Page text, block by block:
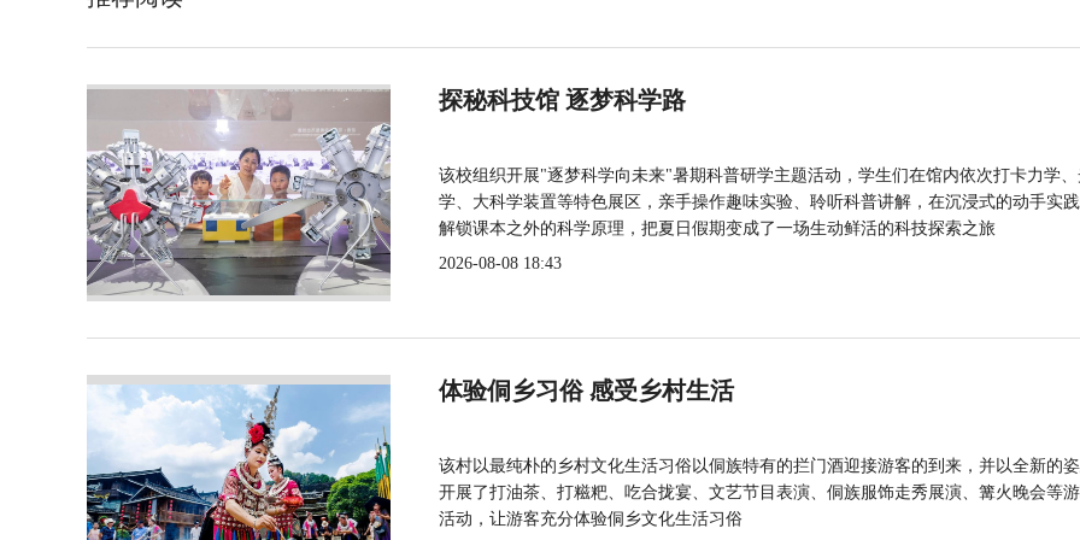
探秘科技馆 逐梦科学路
该校组织开展"逐梦科学向未来"暑期科普研学主题活动，学生们在馆内依次打卡力学
学、大科学装置等特色展区，亲手操作趣味实验、聆听科普讲解，在沉浸式的动手实
解锁课本之外的科学原理，把夏日假期变成了一场生动鲜活的科技探索之旅
2026-08-08 18:43
体验侗乡习俗 感受乡村生活
该村以最纯朴的乡村文化生活习俗以侗族特有的拦门酒迎接游客的到来，并以全新的
开展了打油茶、打糍粑、吃合拢宴、文艺节目表演、侗族服饰走秀展演、篝火晚会等
活动，让游客充分体验侗乡文化生活习俗